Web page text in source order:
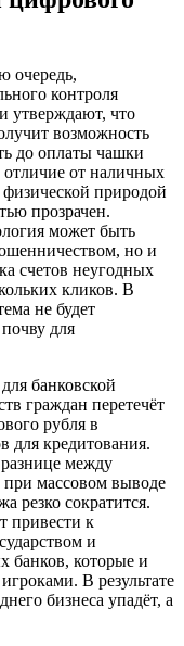
очередь,
контроля
утверждают, что
возможность
до оплаты чашки
от наличных
физической природой
прозрачен.
может быть
но и
счетов неугодных
кликов. В
не будет
для
банковской
граждан перетечёт
рубля в
для кредитования.
между
массовом выводе
резко сократится.
привести к
и
банков, которые и
В результате
бизнеса упадёт, а